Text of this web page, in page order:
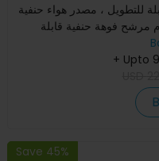
، قابلة للتطويل ، مصدر هواء حنفية
مرشح فوهة حنفية قابلة
+ Upto
Save 45%